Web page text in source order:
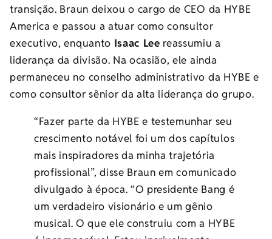
transição. Braun deixou o cargo de CEO da HYBE
America e passou a atuar como consultor
executivo, enquanto Isaac Lee reassumiu a
liderança da divisão. Na ocasião, ele ainda
permaneceu no conselho administrativo da HYBE e
como consultor sênior da alta liderança do grupo.
“Fazer parte da HYBE e testemunhar seu
crescimento notável foi um dos capítulos
mais inspiradores da minha trajetória
profissional”, disse Braun em comunicado
divulgado à época. “O presidente Bang é
um verdadeiro visionário e um gênio
musical. O que ele construiu com a HYBE